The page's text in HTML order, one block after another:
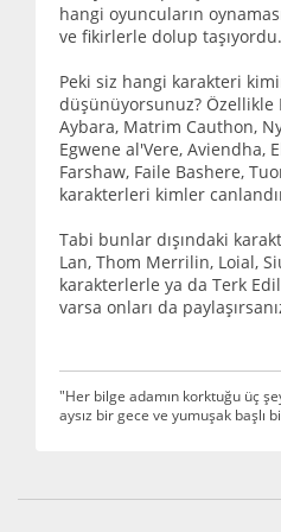
hangi oyuncuların
ve fikirlerle dolup taşıyordu.
Peki siz hangi karakteri
düşünüyorsunuz? Özellikle
Aybara, Matrim Cauthon,
Egwene al'Vere, Aviendha,
Farshaw, Faile Bashere,
karakterleri kimler
Tabi bunlar dışındaki
Lan, Thom Merrilin, Loial,
karakterlerle ya da Terk
varsa onları da
"Her bilge adamın korktuğu üç
aysız bir gece ve yumuşak başlı